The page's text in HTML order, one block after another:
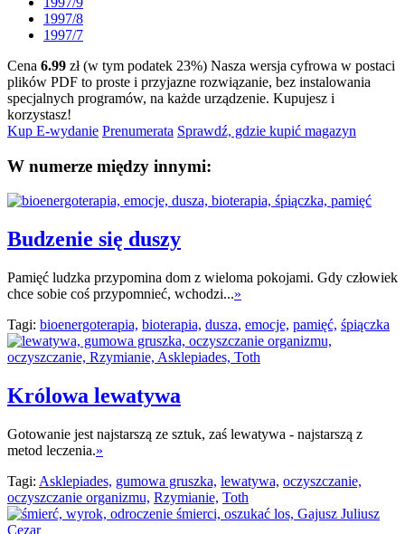
1997/8
1997/7
Cena 6.99 zł (w tym podatek 23%) Nasza wersja cyfrowa w postaci
plików PDF to proste i przyjazne rozwiązanie, bez instalowania
specjalnych programów, na każde urządzenie. Kupujesz i
korzystasz!
Kup E-wydanie Prenumerata Sprawdź, gdzie kupić magazyn
W numerze między innymi:
Budzenie się duszy
Pamięć ludzka przypomina dom z wieloma pokojami. Gdy człowiek
chce sobie coś przypomnieć, wchodzi...»
Tagi: bioenergoterapia, bioterapia, dusza, emocje, pamięć, śpiączka
Królowa lewatywa
Gotowanie jest najstarszą ze sztuk, zaś lewatywa - najstarszą z
metod leczenia.»
Tagi: Asklepiades, gumowa gruszka, lewatywa, oczyszczanie,
oczyszczanie organizmu, Rzymianie, Toth